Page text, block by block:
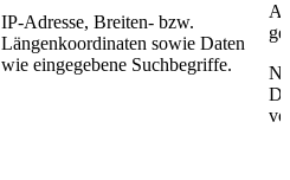
IP-Adresse, Breiten- bzw.
Längenkoordinaten sowie Daten
wie eingegebene Suchbegriffe.